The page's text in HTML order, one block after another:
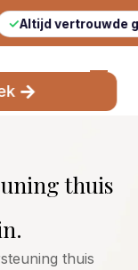
gezichten
thuis
thuis